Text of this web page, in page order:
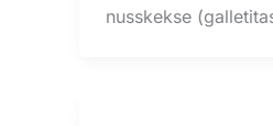
nusskekse